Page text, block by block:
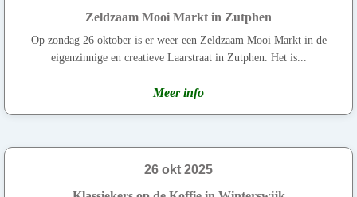
Zeldzaam Mooi Markt in Zutphen
Op zondag 26 oktober is er weer een Zeldzaam Mooi Markt in de
eigenzinnige en creatieve Laarstraat in Zutphen. Het is...
Meer info
26 okt 2025